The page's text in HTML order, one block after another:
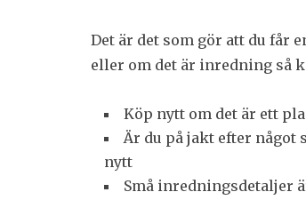
Det är det som gör att du får
eller om det är inredning så
Köp nytt om det är ett
Är du på jakt efter något
nytt
Små inredningsdetaljer